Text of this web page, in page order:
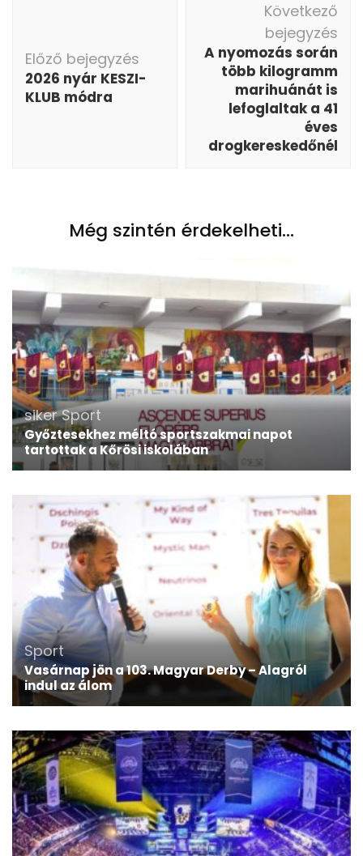
Előző bejegyzés
2026 nyár KESZI-
KLUB módra
Következő
bejegyzés
A nyomozás során
több kilogramm
marihuánát is
lefoglaltak a 41
éves
drogkereskedőnél
Még szintén érdekelheti...
siker Sport
Győztesekhez méltó sportszakmai napot
tartottak a Kőrösi iskolában
Sport
Vasárnap jön a 103. Magyar Derby – Alagról
indul az álom